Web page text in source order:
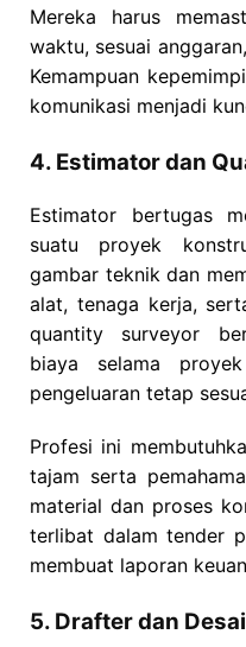
Mereka harus
waktu, sesuai
Kemampuan
komunikasi menjadi
4. Estimator dan
Estimator bertugas
suatu proyek
gambar teknik dan
alat, tenaga kerja,
quantity surveyor
biaya selama
pengeluaran tetap
Profesi ini
tajam serta
material dan proses
terlibat dalam tender
membuat laporan
5. Drafter dan